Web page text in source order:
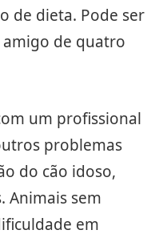
de dieta. Pode ser
de quatro
um profissional
problemas
do cão idoso,
Animais sem
em